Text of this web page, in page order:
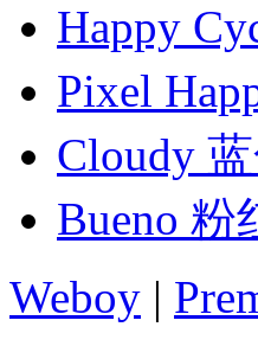
Happy
Pixel
Cloudy
Bueno
Weboy |